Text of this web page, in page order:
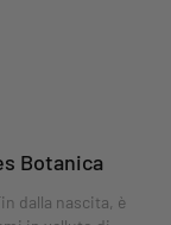
Botanica
dalla nascita, è